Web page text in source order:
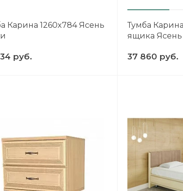
Карина 1260x784 Ясень
руб.
Тумба
ящика Ясень
37 860 руб.